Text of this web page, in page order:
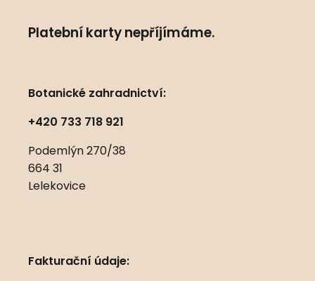
Platební karty nepříjímáme.
Botanické zahradnictví:
+420 733 718 921
Podemlýn 270/38
664 31
Lelekovice
Fakturační údaje: